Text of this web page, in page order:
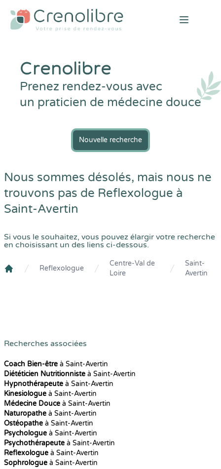
Open
Crenolibre
Prenez rendez-vous avec
un praticien de médecine douce
Nouvelle recherche
Nous sommes désolés, mais nous ne
trouvons pas de Reflexologue à
Saint-Avertin
Si vous le souhaitez, vous pouvez élargir votre recherche
en choisissant un des liens ci-dessous.
Reflexologue
Centre-Val de
Loire
Saint-
Avertin
Recherches associées
Coach Bien-être à Saint-Avertin
Diététicien Nutritionniste à Saint-Avertin
Hypnothérapeute à Saint-Avertin
Kinesiologue à Saint-Avertin
Médecine Douce à Saint-Avertin
Naturopathe à Saint-Avertin
Ostéopathe à Saint-Avertin
Psychologue à Saint-Avertin
Psychothérapeute à Saint-Avertin
Reflexologue à Saint-Avertin
Sophrologue à Saint-Avertin